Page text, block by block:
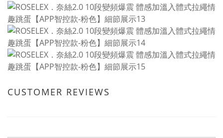
CUSTOMER REVIEWS